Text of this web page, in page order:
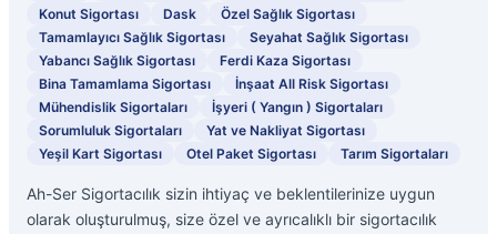
Konut Sigortası
Dask
Özel Sağlık Sigortası
Tamamlayıcı Sağlık Sigortası
Seyahat Sağlık Sigortası
Yabancı Sağlık Sigortası
Ferdi Kaza Sigortası
Bina Tamamlama Sigortası
İnşaat All Risk Sigortası
Mühendislik Sigortaları
İşyeri ( Yangın ) Sigortaları
Sorumluluk Sigortaları
Yat ve Nakliyat Sigortası
Yeşil Kart Sigortası
Otel Paket Sigortası Tarım Sigortaları
Ah-Ser Sigortacılık sizin ihtiyaç ve beklentilerinize uygun
olarak oluşturulmuş, size özel ve ayrıcalıklı bir sigortacılık